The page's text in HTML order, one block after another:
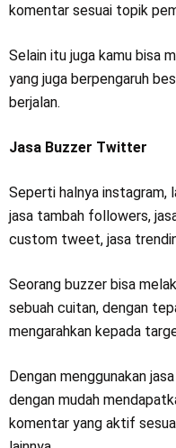
komentar sesuai topik
Selain itu juga kamu bisa
yang juga berpengaruh
berjalan.
Jasa Buzzer Twitter
Seperti halnya instagram,
jasa tambah followers,
custom tweet, jasa
Seorang buzzer bisa
sebuah cuitan, dengan
mengarahkan kepada
Dengan menggunakan
dengan mudah
komentar yang aktif